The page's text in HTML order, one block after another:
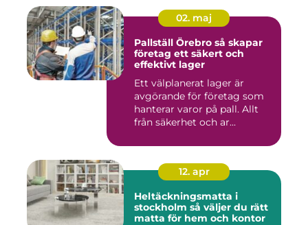
02. maj
Pallställ Örebro så skapar
företag ett säkert och
effektivt lager
Ett välplanerat lager är
avgörande för företag som
hanterar varor på pall. Allt
från säkerhet och ar...
12. apr
Heltäckningsmatta i
stockholm så väljer du rätt
matta för hem och kontor